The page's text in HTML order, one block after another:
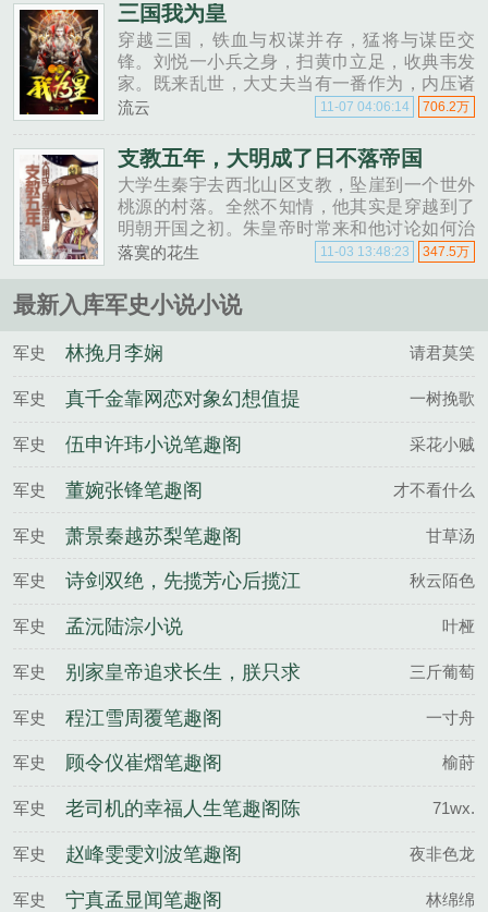
三国我为皇
穿越三国，铁血与权谋并存，猛将与谋臣交
锋。刘悦一小兵之身，扫黄巾立足，收典韦发
家。既来乱世，大丈夫当有一番作为，内压诸
侯，外扫四夷，威震九州。谋神器，于泰山封
流云 706.2万
11-07 04:06:14
支教五年，大明成了日不落帝国
大学生秦宇去西北山区支教，坠崖到一个世外
桃源的村落。全然不知情，他其实是穿越到了
明朝开国之初。朱皇帝时常来和他讨论如何治
国，皇子们跟他学习现代文化科学。很快，大
上最先进的火器，掌握了最先进的航......
落寞的花生 347.5万
11-03 13:48:23
最新入库军史小说小说
军史 林挽月李娴 请君莫笑
军史
真千金靠网恋对象幻想值提
升美貌笔趣阁宋恩尼宋佳允
一树挽歌
军史 伍申许玮小说笔趣阁 采花小贼
军史 董婉张锋笔趣阁 才不看什么
军史 萧景秦越苏梨笔趣阁 甘草汤
军史
诗剑双绝，先揽芳心后揽江
山
秋云陌色
军史 孟沅陆淙小说 叶桠
军史
别家皇帝追求长生，朕只求
速死
三斤葡萄
军史 程江雪周覆笔趣阁 一寸舟
军史 顾令仪崔熠笔趣阁 榆莳
军史
老司机的幸福人生笔趣阁陈
凡叶玫瑰
71wx.
军史 赵峰雯雯刘波笔趣阁 夜非色龙
军史 宁真孟显闻笔趣阁 林绵绵